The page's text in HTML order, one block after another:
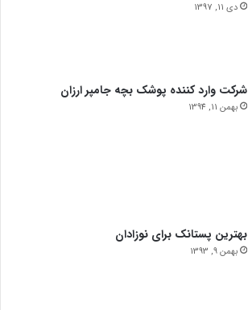
دی 11, 1397
شرکت وارد کننده پوشک بچه جامپر ارزان
بهمن 11, 1394
بهترین پستانک برای نوزادان
بهمن 9, 1393